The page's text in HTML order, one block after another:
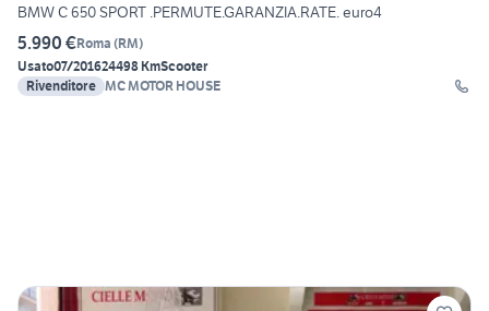
BMW C 650 SPORT .PERMUTE.GARANZIA.RATE. euro4
5.990 €Roma (RM)
Usato07/201624498 KmScooter
Rivenditore MC MOTOR HOUSE